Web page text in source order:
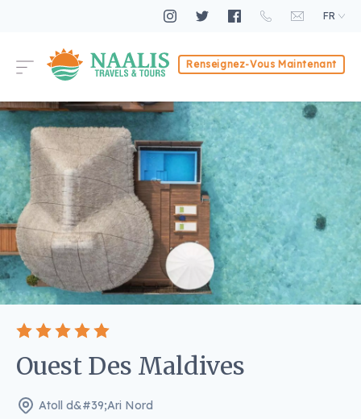
FR
Renseignez-Vous Maintenant
Ouest Des Maldives
Atoll d&#39;Ari Nord